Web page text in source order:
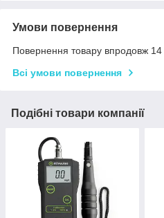
Умови повернення
Повернення товару впродовж 14
Всі умови повернення
Подібні товари компанії